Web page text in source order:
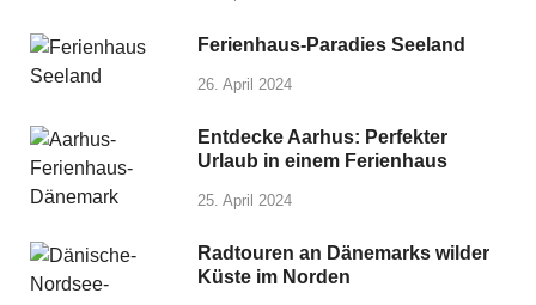
Ferienhaus-Paradies Seeland
26. April 2024
Entdecke Aarhus: Perfekter
Urlaub in einem Ferienhaus
25. April 2024
Radtouren an Dänemarks wilder
Küste im Norden